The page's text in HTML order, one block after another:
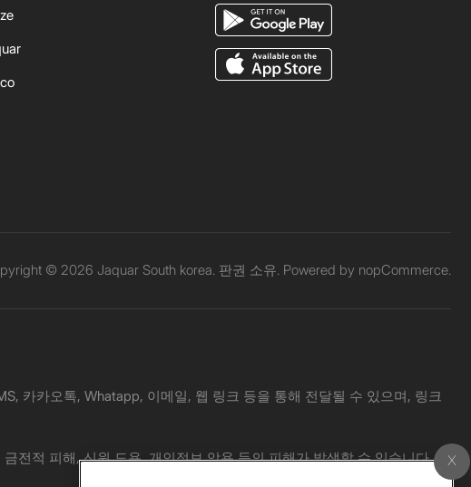
© 2026 Jaquar South korea. 판권 소유. Powered by nopCommerce.
카카오톡, Whatapp, 이메일, 웹 링크 등을 통해 전달될 수 있으며, 링크
전적 피해, 신원 도용, 개인정보 악용 등의 피해가 발생할 수 있습니다.